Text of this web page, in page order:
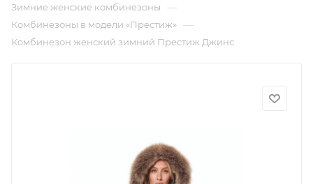
Зимние женские комбинезоны —
Комбинезоны в модели «Престиж» —
Комбинезон женский зимний Престиж Джинс